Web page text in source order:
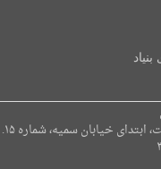
ابتدای خیابان سمیه، شماره ۱۵.